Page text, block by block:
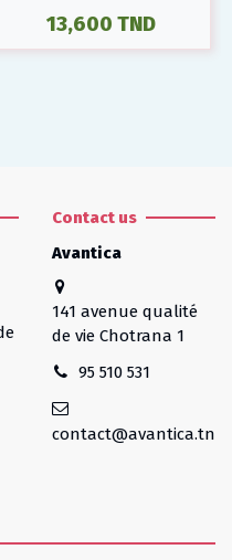
13,600 TND
Contact us
Avantica
141 avenue qualité
de vie Chotrana 1
95 510 531
contact@avantica.tn